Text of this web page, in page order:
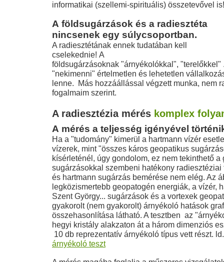
informatikai (szellemi-spirituális) összetevővel
A földsugárzások és a radiesztéta
nincsenek egy súlycsoportban.
A radiesztétának ennek tudatában kell
cselekednie! A
földsugárzásoknak "árnyékolókkal", "terelőkkel"
"nekimenni" értelmetlen és lehetetlen
lenne. Más hozzáállással végzett munka, nem
fogalmaim szerint.
A radiesztézia mérés komplex
A mérés a teljesség igényével
Ha a "tudomány" kimerül a hartmann vízér
vízerek, mint "összes káros geopatikus
kísérleténél, úgy gondolom, ez nem tekinthető a
sugárzásokkal szembeni hatékony radiesztéziai
és hartmann sugárzás bemérése nem elég. Az
legközismertebb geopatogén energiák, a vízér,
Szent György... sugárzások és a vortexek
gyakorolt (nem gyakorolt) árnyékoló hatások
összehasonlítása látható. A tesztben az
hegyi kristály alakzaton át a három dimenziós
10 db reprezentatív árnyékoló típus vett részt.
árnyékoló teszt